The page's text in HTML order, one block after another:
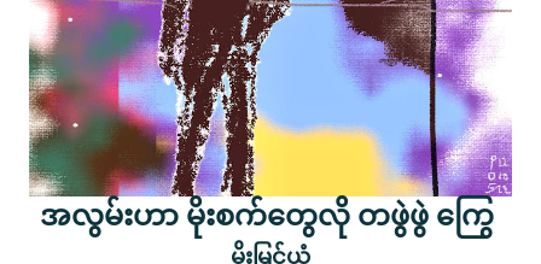
အလွမ်းဟာ မိုးစက်တွေလို တဖွဲဖွဲ ကြွေ
မိုးမြင့်ယံ